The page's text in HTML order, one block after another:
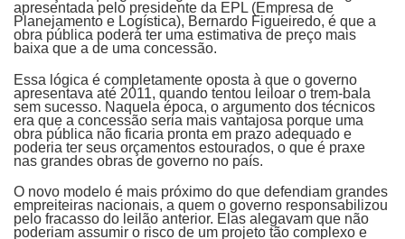
apresentada pelo presidente da EPL (Empresa de
Planejamento e Logística), Bernardo Figueiredo, é que a
obra pública poderá ter uma estimativa de preço mais
baixa que a de uma concessão.
Essa lógica é completamente oposta à que o governo
apresentava até 2011, quando tentou leiloar o trem-bala
sem sucesso. Naquela época, o argumento dos técnicos
era que a concessão seria mais vantajosa porque uma
obra pública não ficaria pronta em prazo adequado e
poderia ter seus orçamentos estourados, o que é praxe
nas grandes obras de governo no país.
O novo modelo é mais próximo do que defendiam grandes
empreiteiras nacionais, a quem o governo responsabilizou
pelo fracasso do leilão anterior. Elas alegavam que não
poderiam assumir o risco de um projeto tão complexo e